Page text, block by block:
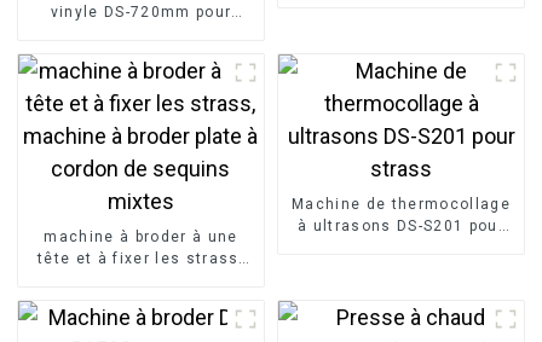
vinyle DS-720mm pour
machine à broder à une
tête et à fixer les strass,
cordon de sequins mixtes
Machine de thermocollage
à ultrasons DS-S201 pour